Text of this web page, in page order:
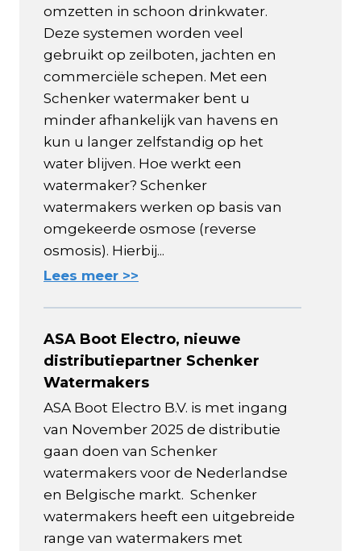
omzetten in schoon drinkwater.
Deze systemen worden veel
gebruikt op zeilboten, jachten en
commerciële schepen. Met een
Schenker watermaker bent u
minder afhankelijk van havens en
kun u langer zelfstandig op het
water blijven. Hoe werkt een
watermaker? Schenker
watermakers werken op basis van
omgekeerde osmose (reverse
osmosis). Hierbij...
Lees meer >>
ASA Boot Electro, nieuwe
distributiepartner Schenker
Watermakers
ASA Boot Electro B.V. is met ingang
van November 2025 de distributie
gaan doen van Schenker
watermakers voor de Nederlandse
en Belgische markt. Schenker
watermakers heeft een uitgebreide
range van watermakers met